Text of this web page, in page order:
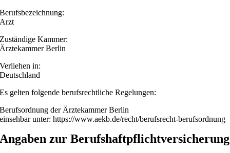
Berufsbezeichnung:
Arzt
Zuständige Kammer:
Ärztekammer Berlin
Verliehen in:
Deutschland
Es gelten folgende berufsrechtliche Regelungen:
Berufsordnung der Ärztekammer Berlin
einsehbar unter:https://www.aekb.de/recht/berufsrecht-berufsordnung
Angaben zur Berufs­haftpflicht­versicherung